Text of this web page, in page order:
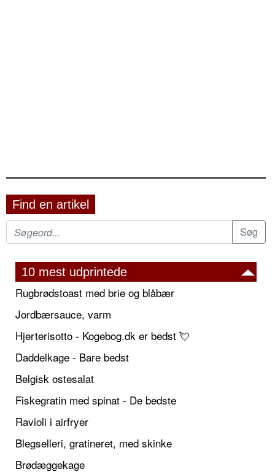
Find en artikel
10 mest udprintede
Rugbrødstoast med brie og blåbær
Jordbærsauce, varm
Hjerterisotto - Kogebog.dk er bedst 💘
Daddelkage - Bare bedst
Belgisk ostesalat
Fiskegratin med spinat - De bedste
Ravioli i airfryer
Blegselleri, gratineret, med skinke
Brødæggekage